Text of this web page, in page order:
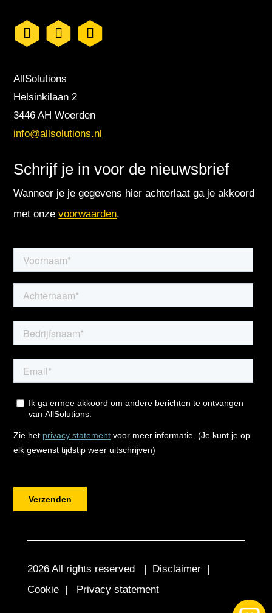
AllSolutions
Helsinkilaan 2
3446 AH Woerden
info@allsolutions.nl
Schrijf je in voor de nieuwsbrief
Wanneer je je gegevens hier achterlaat ga je akkoord
met onzevoorwaarden.
2026 All rights reserved | Disclaimer |
Cookie | Privacy statement